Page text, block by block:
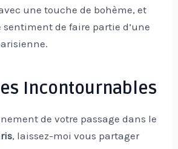
une touche de bohème, et
sentiment de faire partie d’une
Incontournables
de votre passage dans le
, laissez-moi vous partager